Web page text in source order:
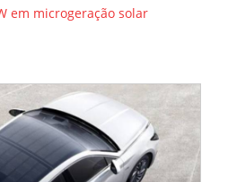
em microgeração solar